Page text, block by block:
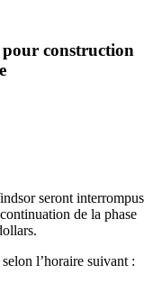
construction
seront interrompus
de la phase
l’horaire suivant :